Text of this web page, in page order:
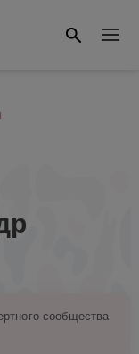
сообщества